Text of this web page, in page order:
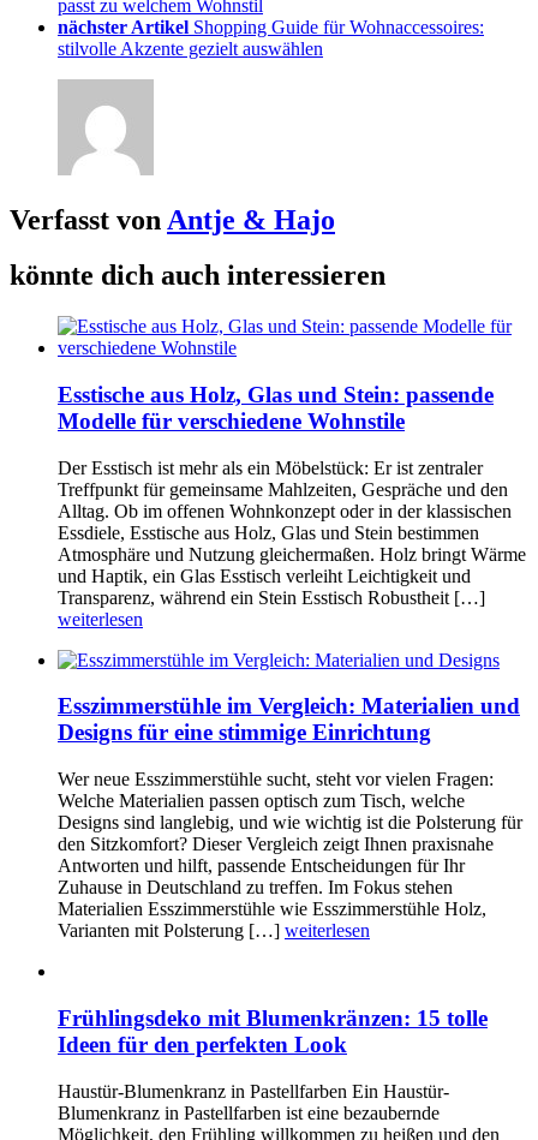
passt zu welchem Wohnstil
nächster Artikel Shopping Guide für Wohnaccessoires:
stilvolle Akzente gezielt auswählen
Verfasst von Antje & Hajo
könnte dich auch interessieren
Esstische aus Holz, Glas und Stein: passende
Modelle für verschiedene Wohnstile
Der Esstisch ist mehr als ein Möbelstück: Er ist zentraler
Treffpunkt für gemeinsame Mahlzeiten, Gespräche und den
Alltag. Ob im offenen Wohnkonzept oder in der klassischen
Essdiele, Esstische aus Holz, Glas und Stein bestimmen
Atmosphäre und Nutzung gleichermaßen. Holz bringt Wärme
und Haptik, ein Glas Esstisch verleiht Leichtigkeit und
Transparenz, während ein Stein Esstisch Robustheit […]
weiterlesen
Esszimmerstühle im Vergleich: Materialien und
Designs für eine stimmige Einrichtung
Wer neue Esszimmerstühle sucht, steht vor vielen Fragen:
Welche Materialien passen optisch zum Tisch, welche
Designs sind langlebig, und wie wichtig ist die Polsterung für
den Sitzkomfort? Dieser Vergleich zeigt Ihnen praxisnahe
Antworten und hilft, passende Entscheidungen für Ihr
Zuhause in Deutschland zu treffen. Im Fokus stehen
Materialien Esszimmerstühle wie Esszimmerstühle Holz,
Varianten mit Polsterung […] weiterlesen
Frühlingsdeko mit Blumenkränzen: 15 tolle
Ideen für den perfekten Look
Haustür-Blumenkranz in Pastellfarben Ein Haustür-
Blumenkranz in Pastellfarben ist eine bezaubernde
Möglichkeit, den Frühling willkommen zu heißen und den